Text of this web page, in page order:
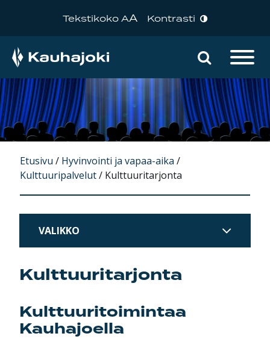
Tekstikoko AA Kontrasti
Päävalikko Hae
Etusivu / Hyvinvointi ja vapaa-aika /
Kulttuuripalvelut/ Kulttuuritarjonta
VALIKKO
Kulttuuritarjonta
Kulttuuritoimintaa
Kauhajoella